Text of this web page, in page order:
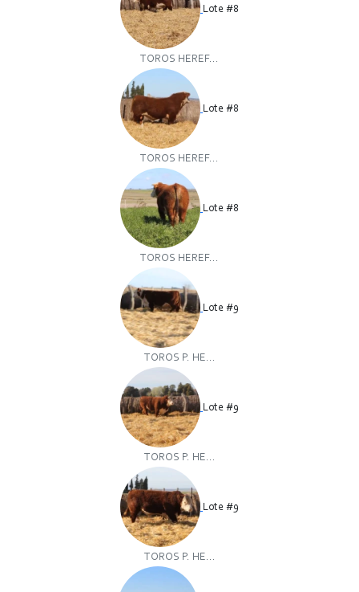
Lote #8
TOROS HEREF...
Lote #8
TOROS HEREF...
Lote #8
TOROS HEREF...
Lote #9
TOROS P. HE...
Lote #9
TOROS P. HE...
Lote #9
TOROS P. HE...